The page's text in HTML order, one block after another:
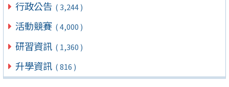
行政公告 ( 3,244 )
活動競賽 ( 4,000 )
研習資訊 ( 1,360 )
升學資訊 ( 816 )